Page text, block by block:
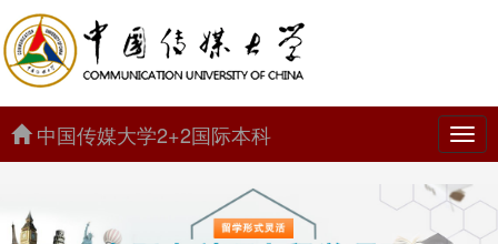
中
国
传
大
学
2+2
中国传媒大学2+2国际本科